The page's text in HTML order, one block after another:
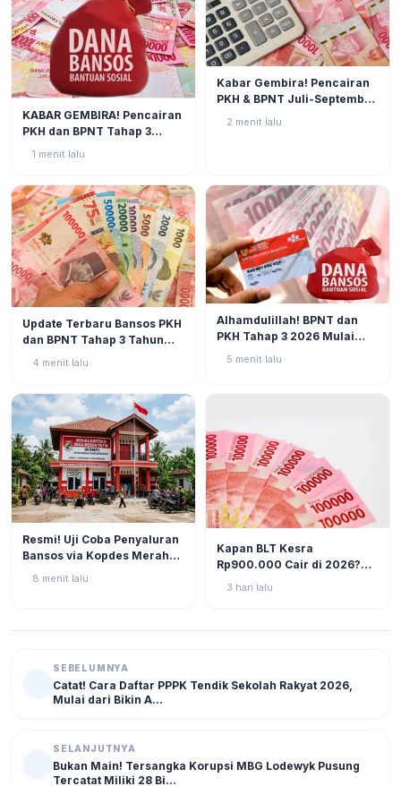
KABAR GEMBIRA! Pencairan
PKH dan BPNT Tahap 3
1 menit lalu
Kabar Gembira! Pencairan
PKH & BPNT Juli-September
2026 Kian Dekat, Status SPM
2 menit lalu
Update Terbaru Bansos PKH
dan BPNT Tahap 3 Tahun
2026: Progres di Akhir Juli
4 menit lalu
Alhamdulillah! BPNT dan
PKH Tahap 3 2026 Mulai
5 menit lalu
Resmi! Uji Coba Penyaluran
Bansos via Kopdes Merah
8 menit lalu
Kapan BLT Kesra
Rp900.000 Cair di 2026?
3 hari lalu
SEBELUMNYA
Catat! Cara Daftar PPPK Tendik Sekolah Rakyat 2026,
Mulai dari Bikin A...
SELANJUTNYA
Bukan Main! Tersangka Korupsi MBG Lodewyk Pusung
Tercatat Miliki 28 Bi...